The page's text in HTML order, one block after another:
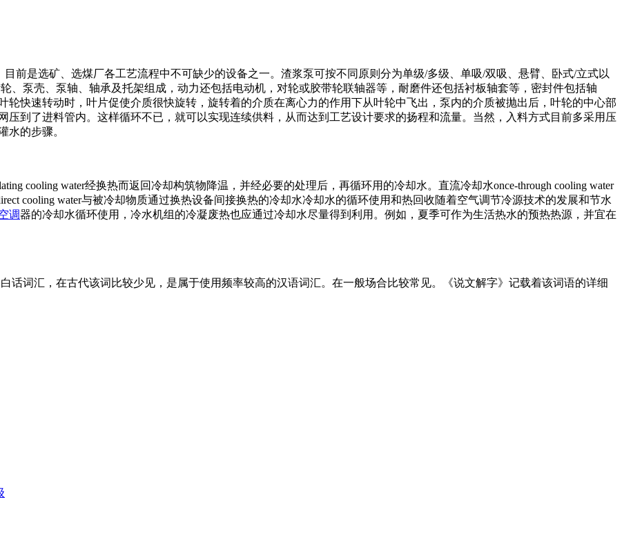
前是选矿、选煤厂各工艺流程中不可缺少的设备之一。渣浆泵可按不同原则分为单级/多级、单吸/双吸、悬臂、卧式/立式以
、泵壳、泵轴、轴承及托架组成，动力还包括电动机，对轮或胶带轮联轴器等，耐磨件还包括衬板轴套等，密封件包括轴
快速转动时，叶片促使介质很快旋转，旋转着的介质在离心力的作用下从叶轮中飞出，泵内的介质被抛出后，叶轮的中心部
到了进料管内。这样循环不已，就可以实现连续供料，从而达到工艺设计要求的扬程和流量。当然，入料方式目前多采用压
水的步骤。
cooling water经换热而返回冷却构筑物降温，并经必要的处理后，再循环用的冷却水。直流冷却水once-through cooling water
cooling water与被冷却物质通过换热设备间接换热的冷却水冷却水的循环使用和热回收随着空气调节冷源技术的发展和节水
调器的冷却水循环使用，冷水机组的冷凝废热也应通过冷却水尽量得到利用。例如，夏季可作为生活热水的预热热源，并宜在
话词汇，在古代该词比较少见，是属于使用频率较高的汉语词汇。在一般场合比较常见。《说文解字》记载着该词语的详细